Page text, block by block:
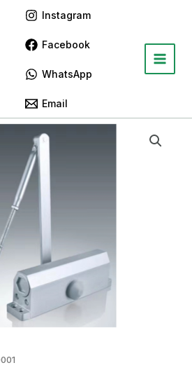
Instagram
Facebook
WhatsApp
Email